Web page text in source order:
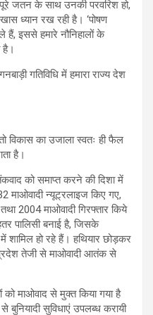
जतन के साथ उनकी परवरिश हो,
ध्यान रख रही है। ‘पोषण
हैं, इससे हमारे नौनिहालों के
है।
गतिविधि में हमारा राज्य देश
का उजाला स्वतः ही फैल
है।
को समाप्त करने की दिशा में
माओवादी न्यूट्रलाइज किए गए,
2004 माओवादी गिरफ्तार किये
पालिसी बनाई है, जिसके
हो रहे हैं। हथियार छोड़कर
तेजी से माओवादी आतंक से
माओवाद से मुक्त किया गया है
बुनियादी सुविधाएं उपलब्ध करायी